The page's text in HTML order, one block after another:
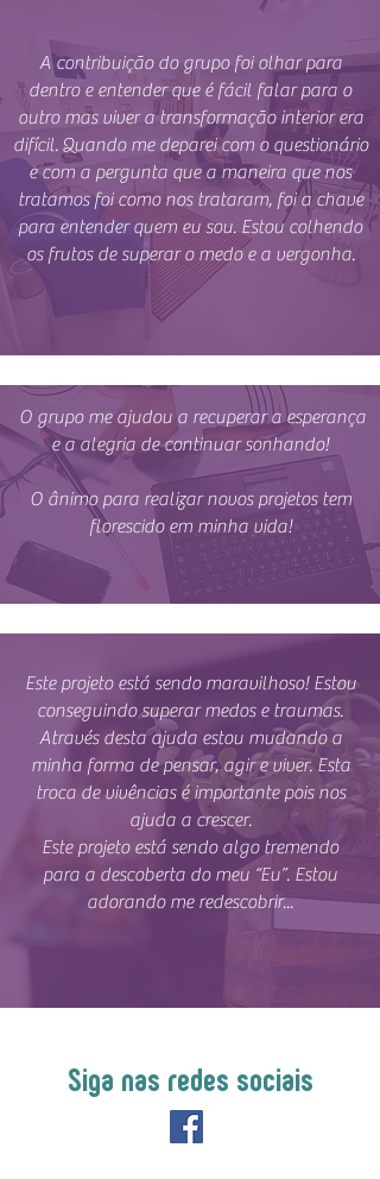
A contribuição do grupo foi olhar para
dentro e entender que é fácil falar para o
outro mas viver a transformação interior era
difícil. Quando me deparei com o questionário
e com a pergunta que a maneira que nos
tratamos foi como nos trataram, foi a chave
para entender quem eu sou. Estou colhendo
os frutos de superar o medo e a vergonha.
O grupo me ajudou a recuperar a esperança
e a alegria de continuar sonhando!
O ânimo para realizar novos projetos tem
florescido em minha vida!
Este projeto está sendo maravilhoso! Estou
conseguindo superar medos e traumas.
Através desta ajuda estou mudando a
minha forma de pensar, agir e viver. Esta
troca de vivências é importante pois nos
ajuda a crescer.
Este projeto está sendo algo tremendo
para a descoberta do meu “Eu”. Estou
adorando me redescobrir...
Siga nas redes sociais